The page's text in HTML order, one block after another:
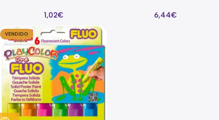
DISOLVENTES
1,02€
12U LILA
6,44€
VENDIDO